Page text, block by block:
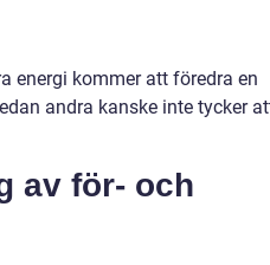
energi kommer att föredra en
andra kanske inte tycker
av för- och